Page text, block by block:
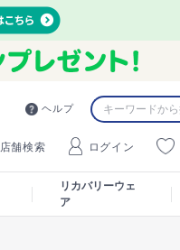
ヘルプ
店舗検索 ログイン
リカバリーウェ
ア